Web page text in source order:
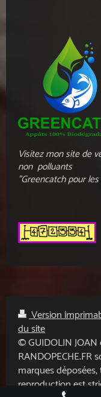
Visitez mon site de
non polluants
"Greencatch pour
Version
du site
© GUIDOLIN JOAN
RANDOPECHE.FR
marques
reproduction est